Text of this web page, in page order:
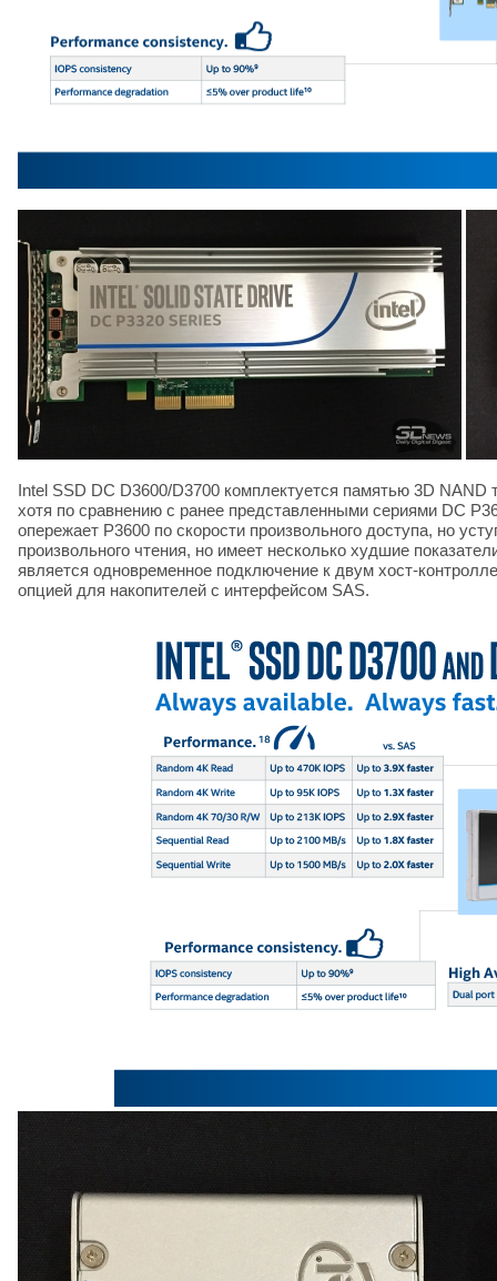
Intel SSD DC D3600/D3700 комплектуется памятью 3D
хотя по сравнению с ранее представленными сериями DC
опережает P3600 по скорости произвольного доступа, но
произвольного чтения, но имеет несколько худшие
является одновременное подключение к двум хост-
опцией для накопителей с интерфейсом SAS.